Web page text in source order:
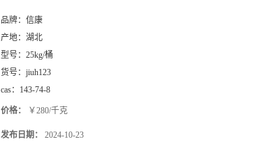
品牌： 信康
产地： 湖北
型号： 25kg/桶
货号： jiuh123
cas： 143-74-8
价格： ￥280/千克
发布日期： 2024-10-23